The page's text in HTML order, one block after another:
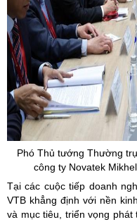
Phó Thủ tướng Thường
công ty Novatek
Tại các cuộc tiếp doanh
VTB khẳng định với nền
và mục tiêu, triển vọng